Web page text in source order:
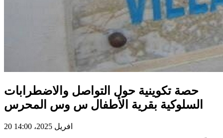
حصة تكوينية حول التواصل والاضطرابات
السلوكية بقرية الأطفال س وس المحرس
20 افريل 2025، 14:00